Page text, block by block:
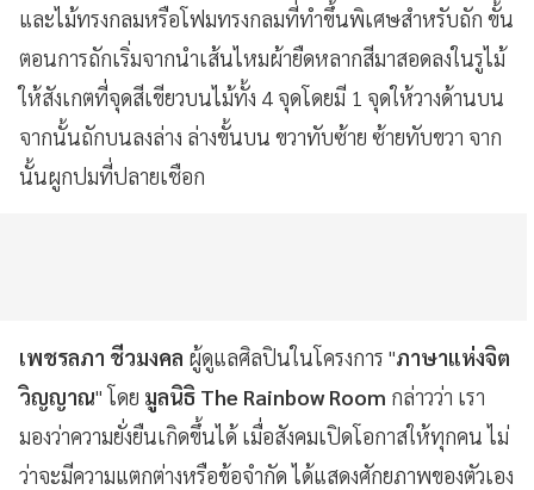
และไม้ทรงกลมหรือโฟมทรงกลมที่ทำขึ้นพิเศษสำหรับถัก ขั้น
ตอนการถักเริ่มจากนำเส้นไหมผ้ายืดหลากสีมาสอดลงในรูไม้
ให้สังเกตที่จุดสีเขียวบนไม้ทั้ง 4 จุดโดยมี 1 จุดให้วางด้านบน
จากนั้นถักบนลงล่าง ล่างขั้นบน ขวาทับซ้าย ซ้ายทับขวา จาก
นั้นผูกปมที่ปลายเชือก
เพชรลภา ชีวมงคล ผู้ดูแลศิลปินในโครงการ "ภาษาแห่งจิต
วิญญาณ" โดย มูลนิธิ The Rainbow Room กล่าวว่า เรา
มองว่าความยั่งยืนเกิดขึ้นได้ เมื่อสังคมเปิดโอกาสให้ทุกคน ไม่
ว่าจะมีความแตกต่างหรือข้อจำกัด ได้แสดงศักยภาพของตัวเอง